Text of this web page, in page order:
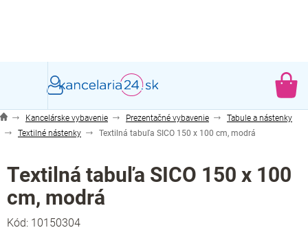
Kancelárske vybavenie Prezentačné vybavenie
Tabule a nástenky
Textilné nástenky
Textilná tabuľa SICO 150 x 100 cm, modrá
Textilná tabuľa SICO 150 x 100
cm, modrá
Kód: 10150304